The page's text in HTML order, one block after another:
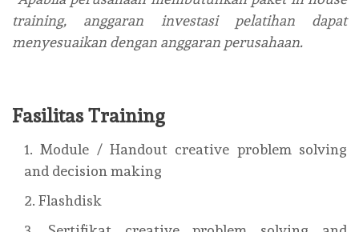
training, anggaran investasi pelatihan dapat
menyesuaikan dengan anggaran perusahaan.
Fasilitas Training
Module / Handout creative problem solving
and decision making
Flashdisk